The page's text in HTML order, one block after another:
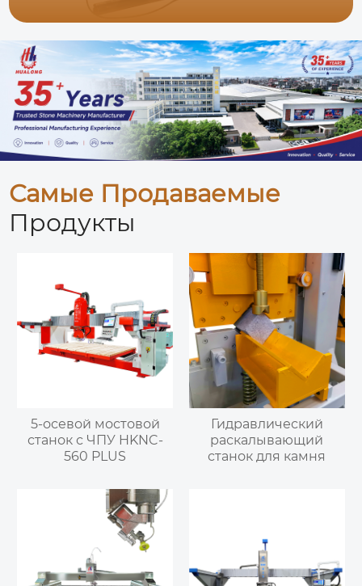
Самые Продаваемые
Продукты
5-осевой мостовой
станок с ЧПУ HKNC-
560 PLUS
Гидравлический
раскалывающий
станок для камня